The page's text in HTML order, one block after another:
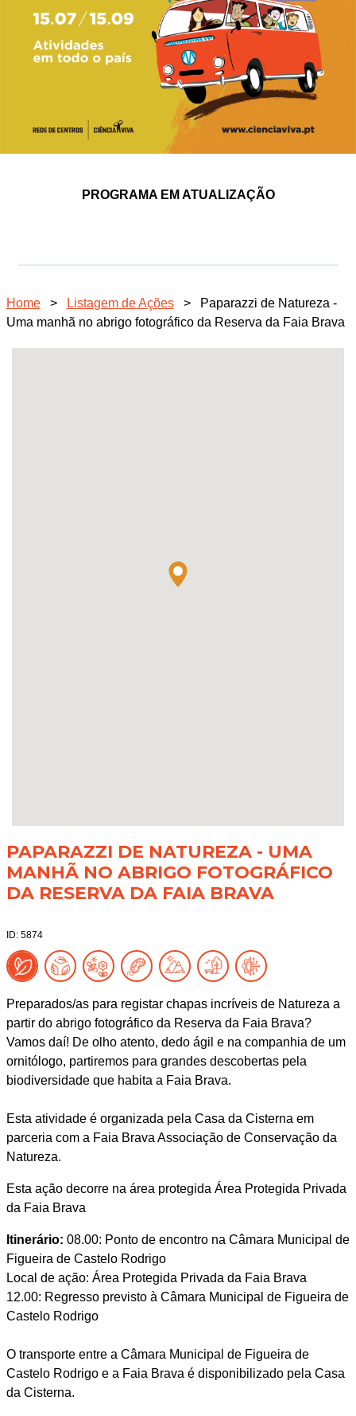
PROGRAMA EM ATUALIZAÇÃO
Home > Listagem de Ações >
Paparazzi de Natureza -
Uma manhã no abrigo fotográfico da Reserva da Faia Brava
PAPARAZZI DE NATUREZA - UMA
MANHÃ NO ABRIGO FOTOGRÁFICO
DA RESERVA DA FAIA BRAVA
ID: 5874
Preparados/as para registar chapas incríveis de Natureza a
partir do abrigo fotográfico da Reserva da Faia Brava?
Vamos daí! De olho atento, dedo ágil e na companhia de um
ornitólogo, partiremos para grandes descobertas pela
biodiversidade que habita a Faia Brava.
Esta atividade é organizada pela Casa da Cisterna em
parceria com a Faia Brava Associação de Conservação da
Natureza.
Esta ação decorre na área protegida Área Protegida Privada
da Faia Brava
Itinerário: 08.00: Ponto de encontro na Câmara Municipal de
Figueira de Castelo Rodrigo
Local de ação: Área Protegida Privada da Faia Brava
12.00: Regresso previsto à Câmara Municipal de Figueira de
Castelo Rodrigo
O transporte entre a Câmara Municipal de Figueira de
Castelo Rodrigo e a Faia Brava é disponibilizado pela Casa
da Cisterna.